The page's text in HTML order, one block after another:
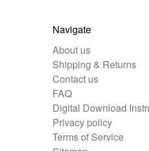
Navigate
About us
Shipping & Returns
Contact us
FAQ
Digital Download
Privacy policy
Terms of Service